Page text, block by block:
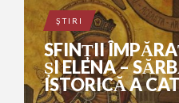
ŞTIRI
SFINȚII
ȘI ELENA –
ISTORICĂ A